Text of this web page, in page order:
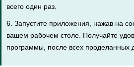
всего один раз.
6. Запустите приложения, нажав на
вашем рабочем столе. Получайте
программы, после всех проделанных